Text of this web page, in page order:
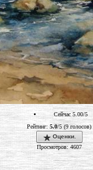
Сейчас 5.00/5
Рейтинг: 5.0/5 (9 голосов)
Оценки.
Просмотров: 4607